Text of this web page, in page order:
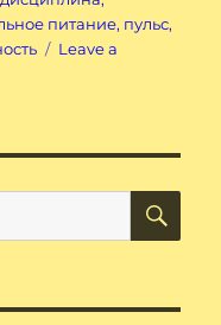
питание, пульс,
Leave a